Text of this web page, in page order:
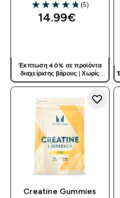
4.8 out of 5 stars
(5)
14.99€‎
Έκπτωση 40% σε προϊόντα
διαχείρισης βάρους |Χωρίς
Κωδικό
Creatine Gummies